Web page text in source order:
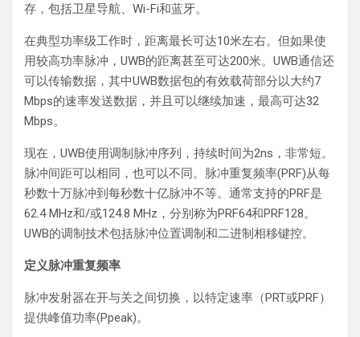
存，包括卫星导航、Wi-Fi和蓝牙。
在典型功率级工作时，距离最长可达10米左右。但如果使
用较高功率脉冲，UWB的距离甚至可达200米。UWB通信还
可以传输数据，其中UWB数据包的有效载荷部分以大约7
Mbps的速率发送数据，并且可以继续加速，最高可达32
Mbps。
现在，UWB使用调制脉冲序列，持续时间为2ns，非常短。
脉冲间距可以相同，也可以不同。脉冲重复频率(PRF)从每
秒数十万脉冲到每秒数十亿脉冲不等。通常支持的PRF是
62.4 MHz和/或124.8 MHz，分别称为PRF64和PRF128。
UWB的调制技术包括脉冲位置调制和二进制相移键控。
定义脉冲重复频率
脉冲发射器在开与关之间切换，以特定速率（PRT或PRF）
提供峰值功率(Ppeak)。